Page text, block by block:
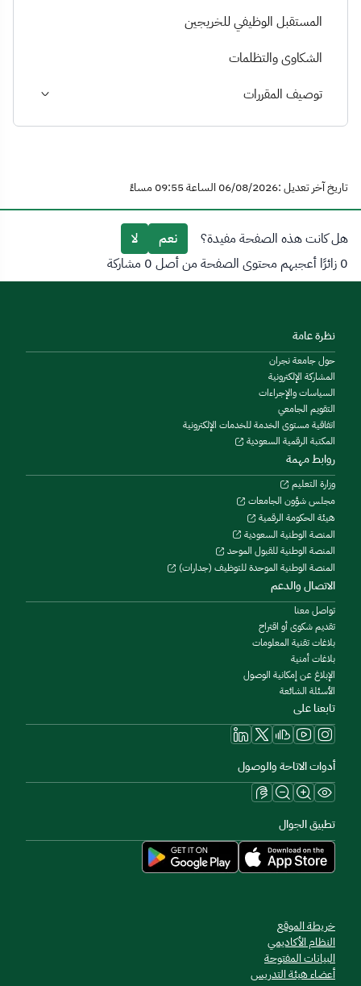
المستقبل الوظيفي للخريجين
الشكاوى والتظلمات
توصيف المقررات
تاريخ آخر تعديل :06/08/2026 الساعة 09:55 مساءً
هل كانت هذه الصفحة مفيدة؟ نعم
لا
0 زائرًا أعجبهم محتوى الصفحة من أصل 0 مشاركة
نظرة عامة
حول جامعة نجران
المشاركة الإلكترونية
السياسات والإجراءات
التقويم الجامعي
اتفاقية مستوى الخدمة للخدمات الإلكترونية
المكتبة الرقمية السعودية
روابط مهمة
وزارة التعليم
مجلس شؤون الجامعات
هيئة الحكومة الرقمية
المنصة الوطنية السعودية
المنصة الوطنية للقبول الموحد
المنصة الوطنية الموحدة للتوظيف (جدارات)
الاتصال والدعم
تواصل معنا
تقديم شكوى أو اقتراح
بلاغات تقنية المعلومات
بلاغات أمنية
الإبلاغ عن إمكانية الوصول
الأسئلة الشائعة
تابعنا على
أدوات الاتاحة والوصول
تطبيق الجوال
خريطة الموقع
النظام الأكاديمي
البيانات المفتوحة
أعضاء هيئة التدريس